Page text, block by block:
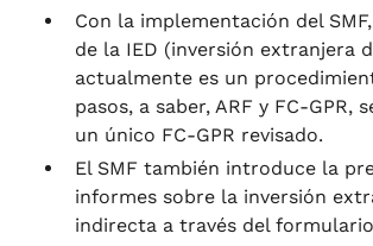
Con la implementación del
de la IED (inversión extranjera
actualmente es un
pasos, a saber, ARF y FC-GPR,
un único FC-GPR revisado.
El SMF también introduce la
informes sobre la inversión
indirecta a través del